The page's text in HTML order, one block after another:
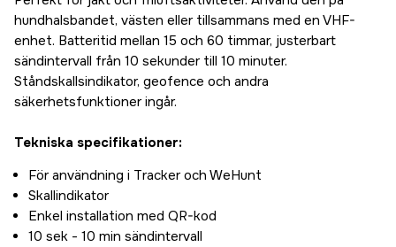
hundhalsbandet, västen eller tillsammans med en VHF-
enhet. Batteritid mellan 15 och 60 timmar, justerbart
sändintervall från 10 sekunder till 10 minuter.
Ståndskallsindikator, geofence och andra
säkerhetsfunktioner ingår.
Tekniska specifikationer:
För användning i Tracker och WeHunt
Skallindikator
Enkel installation med QR-kod
10 sek - 10 min sändintervall